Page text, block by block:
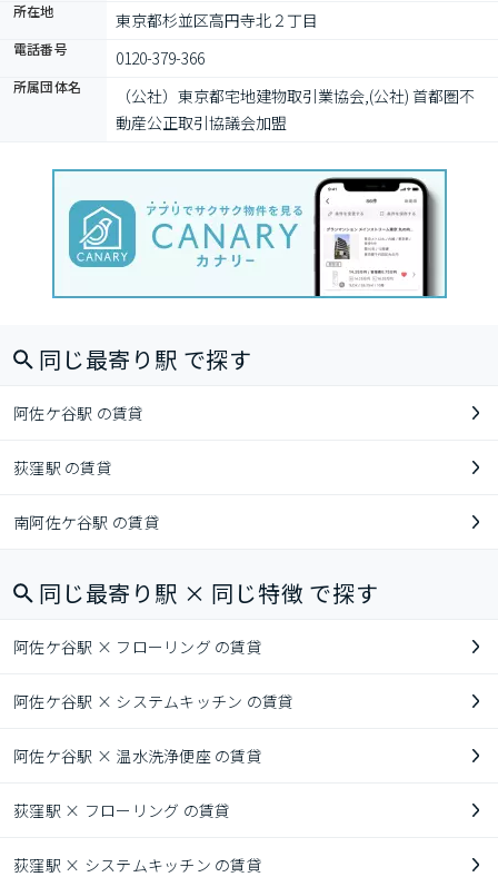
所在地 東京都杉並区高円寺北２丁目
電話番号 0120-379-366
所属団体名
（公社）東京都宅地建物取引業協会,(公社) 首都圏不
動産公正取引協議会加盟
同じ最寄り駅 で探す
阿佐ケ谷駅 の賃貸
荻窪駅 の賃貸
南阿佐ケ谷駅 の賃貸
同じ最寄り駅 × 同じ特徴 で探す
阿佐ケ谷駅 × フローリング の賃貸
阿佐ケ谷駅 × システムキッチン の賃貸
阿佐ケ谷駅 × 温水洗浄便座 の賃貸
荻窪駅 × フローリング の賃貸
荻窪駅 × システムキッチン の賃貸